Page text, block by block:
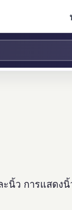
ะนิ้ว การแสดง